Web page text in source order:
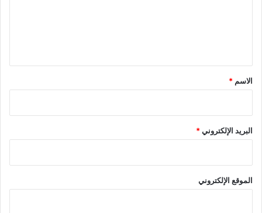
*
الاسم *
البريد الإلكتروني*
الموقع الإلكتروني